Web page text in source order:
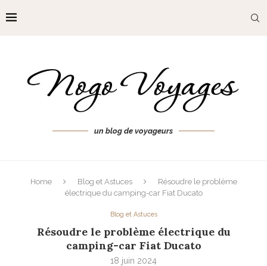
un blog de voyageurs
Home Blog et Astuces
Résoudre le problème
électrique du camping-car Fiat Ducato
Blog et Astuces
Résoudre le problème électrique du
camping-car Fiat Ducato
18 juin 2024